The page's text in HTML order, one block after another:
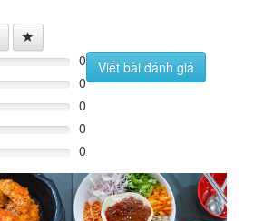
0
0
0
0
0
Viết bài đánh giá